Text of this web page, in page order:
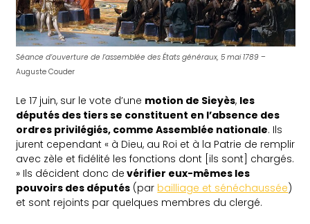
Séance d’ouverture de l’assemblée des États généraux, 5 mai 1789 –
Auguste Couder
Le 17 juin, sur le vote d’une motion de Sieyès, les
députés des tiers se constituent en l’absence des
ordres privilégiés, comme Assemblée nationale. Ils
jurent cependant« à Dieu, au Roi et à la Patrie de remplir
avec zèle et fidélité les fonctions dont [ils sont] chargés.
» Ils décident donc de vérifier eux-mêmes les
pouvoirs des députés (par bailliage et sénéchaussée)
et sont rejoints par quelques membres du clergé.